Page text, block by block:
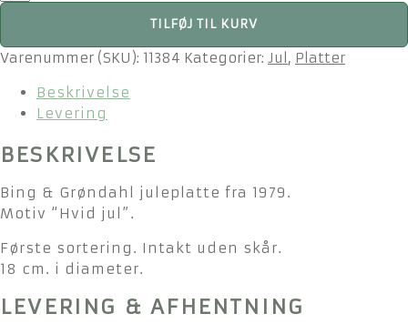
juleplatte
antal
TILFØJ TIL KURV
Varenummer (SKU): 11384 Kategorier: Jul, Platter
Beskrivelse
Levering
BESKRIVELSE
Bing & Grøndahl juleplatte fra 1979.
Motiv “Hvid jul”.
Første sortering. Intakt uden skår.
18 cm. i diameter.
LEVERING & AFHENTNING